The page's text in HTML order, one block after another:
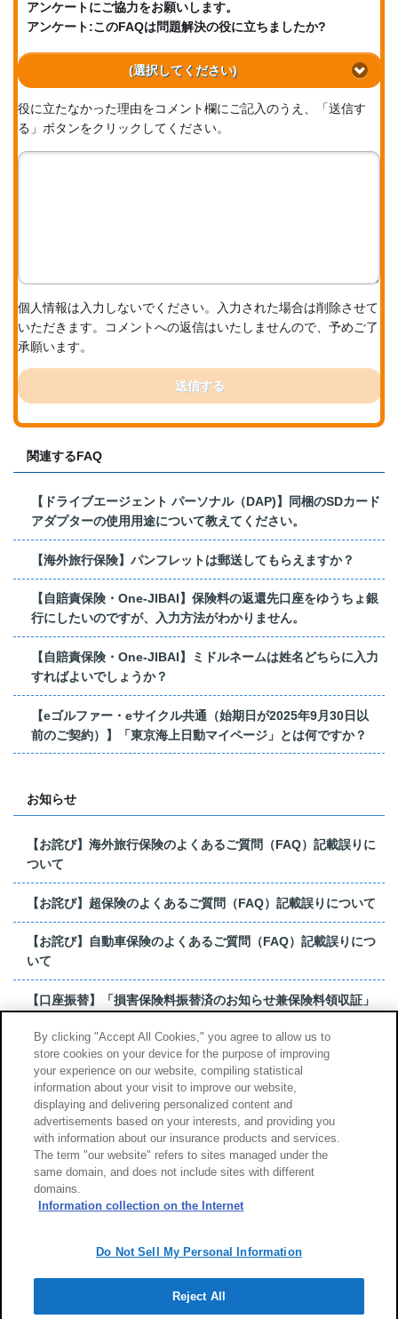
アンケートにご協力をお願いします。
アンケート:このFAQは問題解決の役に立ちましたか?
(選択してください)
役に立たなかった理由をコメント欄にご記入のうえ、「送信す
る」ボタンをクリックしてください。
個人情報は入力しないでください。入力された場合は削除させて
いただきます。コメントへの返信はいたしませんので、予めご了
承願います。
送信する
関連するFAQ
【ドライブエージェント パーソナル（DAP)】同梱のSDカード
アダプターの使用用途について教えてください。
【海外旅行保険】パンフレットは郵送してもらえますか？
【自賠責保険・One-JIBAI】保険料の返還先口座をゆうちょ銀
行にしたいのですが、入力方法がわかりません。
【自賠責保険・One-JIBAI】ミドルネームは姓名どちらに入力
すればよいでしょうか？
【eゴルファー・eサイクル共通（始期日が2025年9月30日以
前のご契約）】「東京海上日動マイページ」とは何ですか？
お知らせ
【お詫び】海外旅行保険のよくあるご質問（FAQ）記載誤りに
ついて
【お詫び】超保険のよくあるご質問（FAQ）記載誤りについて
【お詫び】自動車保険のよくあるご質問（FAQ）記載誤りにつ
いて
【口座振替】「損害保険料振替済のお知らせ兼保険料領収証」
【お詫び】超保険のよくあるご質問（FAQ）記載誤りについて
もっと見る
サイトのご利用について
勧誘方針
Copyright (c) Tokio Marine & Nichido Fire Insurance Co., Ltd.
By clicking "Accept All Cookies," you agree to allow us to
store cookies on your device for the purpose of improving
your experience on our website, compiling statistical
information about your visit to improve our website,
displaying and delivering personalized content and
advertisements based on your interests, and providing you
with information about our insurance products and services.
The term "our website" refers to sites managed under the
same domain, and does not include sites with different
domains.
Information collection on the Internet
Do Not Sell My Personal Information
Reject All